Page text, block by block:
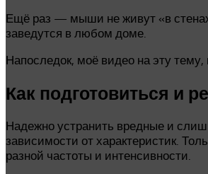
Ещё раз — мыши не живут «в
заведутся в любом доме.
Напоследок, моё видео на эту
Как подготовиться и
Надежно устранить вредные и
зависимости от характеристик.
разной частоты и интенсивности.